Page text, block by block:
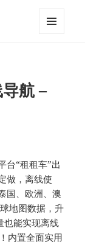
航 –
台“租租车”出
做，离线使
国、欧洲、澳
地图数据，升
也能实现离线
内置全面实用